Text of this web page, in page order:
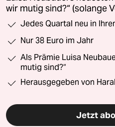
wir mutig sind?“ (solange
Jedes Quartal neu in
Nur 38 Euro im Jahr
Als Prämie Luisa
mutig sind?“
Herausgegeben von
Jetzt